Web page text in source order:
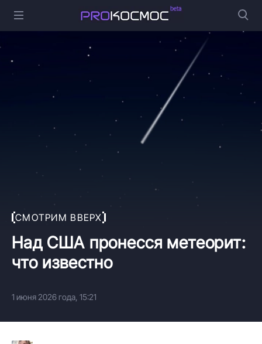
СМОТРИМ ВВЕРХ
Над США пронесся метеорит:
что известно
1 июня 2026 года, 15:21